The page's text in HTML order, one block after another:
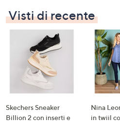
Visti di recente
Skechers Sneaker
Billion 2 con inserti e
Nina
in twiil